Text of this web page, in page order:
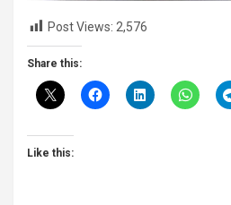
Post Views: 2,576
Share this:
Like this: